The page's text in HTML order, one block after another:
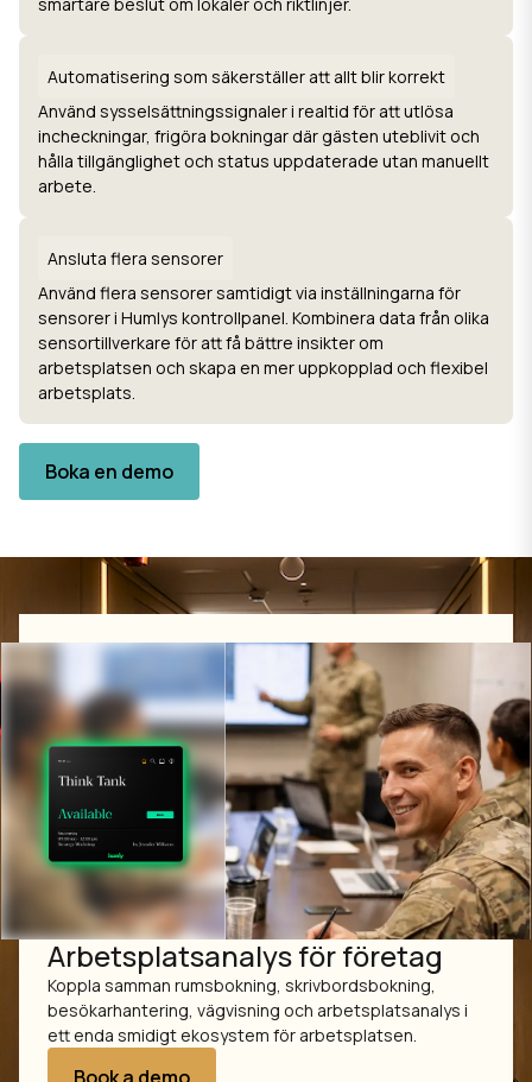
Automatisering som säkerställer att allt blir korrekt
Använd sysselsättningssignaler i realtid för att utlösa
incheckningar, frigöra bokningar där gästen uteblivit och
hålla tillgänglighet och status uppdaterade utan manuellt
arbete.
Ansluta flera sensorer
Använd flera sensorer samtidigt via inställningarna för
sensorer i Humlys kontrollpanel. Kombinera data från olika
sensortillverkare för att få bättre insikter om
arbetsplatsen och skapa en mer uppkopplad och flexibel
arbetsplats.
Boka en demo
Arbetsplatsanalys för företag
Koppla samman rumsbokning, skrivbordsbokning,
besökarhantering, vägvisning och arbetsplatsanalys i
ett enda smidigt ekosystem för arbetsplatsen.